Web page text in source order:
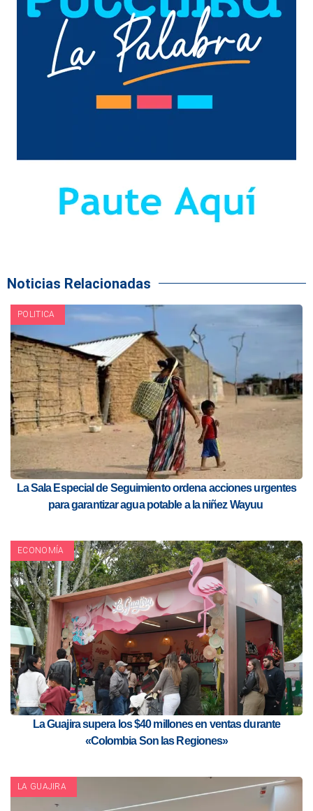
Noticias Relacionadas
POLITICA
La Sala Especial de Seguimiento ordena acciones urgentes
para garantizar agua potable a la niñez Wayuu
ECONOMÍA
La Guajira supera los $40 millones en ventas durante
«Colombia Son las Regiones»
LA GUAJIRA